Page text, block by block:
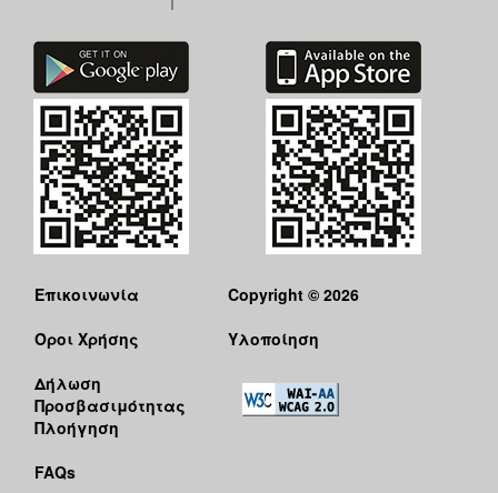
Επικοινωνία
Όροι Χρήσης
Δήλωση
Προσβασιμότητας
Πλοήγηση
FAQs
Copyright © 2026
Υλοποίηση